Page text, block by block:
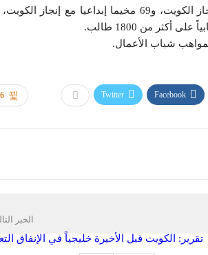
من 1800 طالب.
شباب الأعمال.
Facebook
Twitter
الخبر
تقرير: الكويت قبل الأخيرة خليجياً في الإنفاق